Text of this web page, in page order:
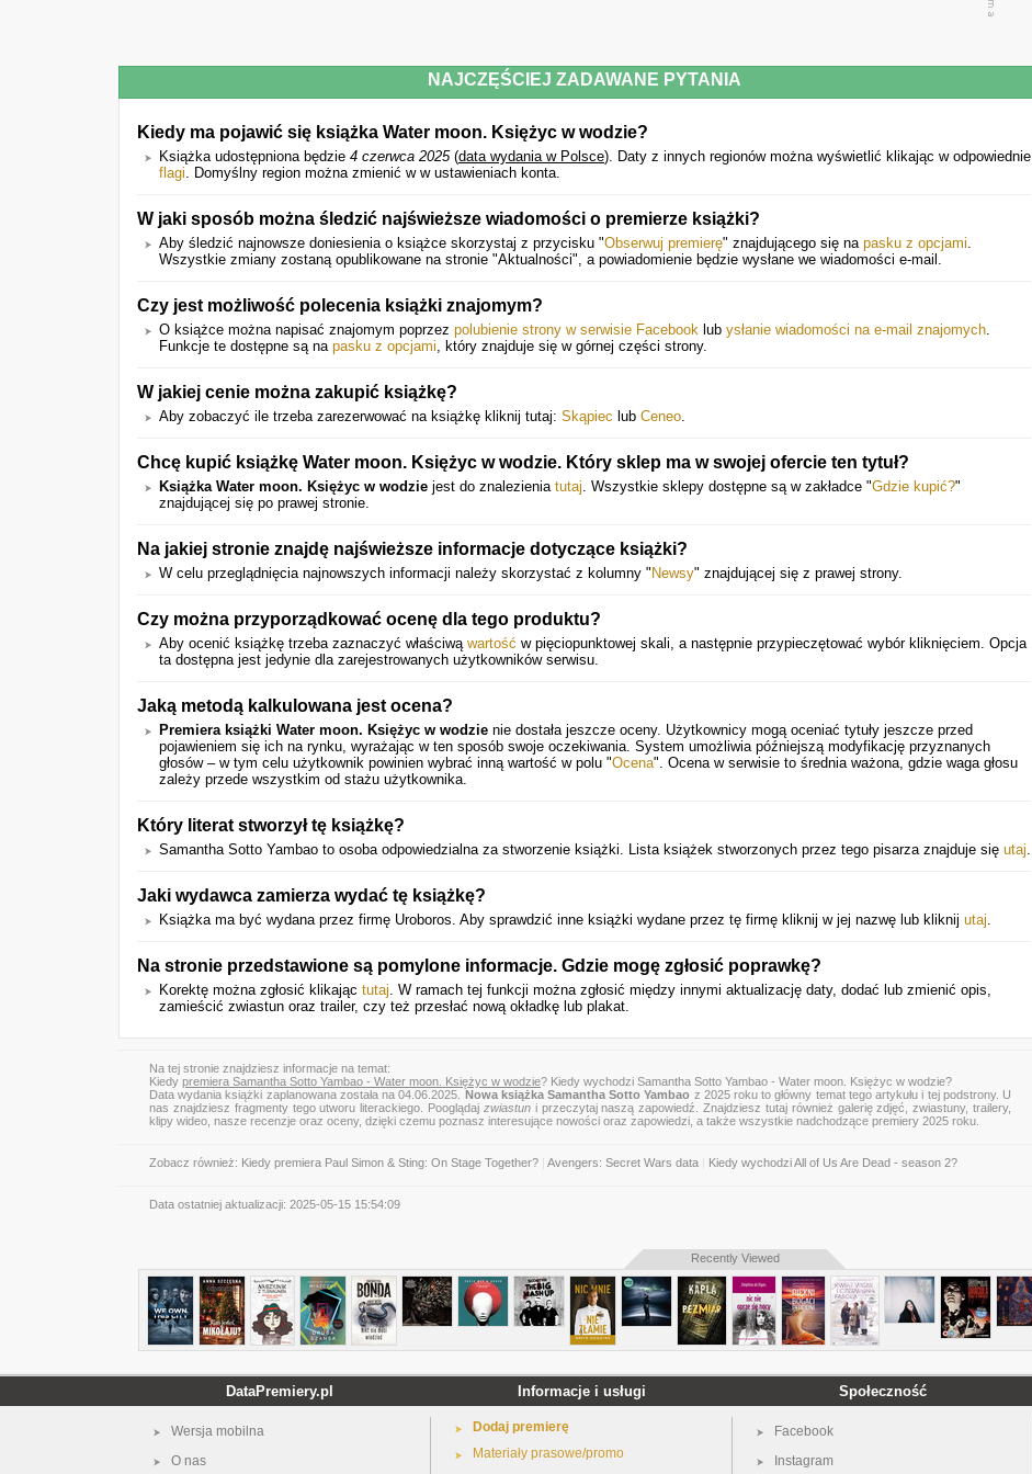
NAJCZĘŚCIEJ ZADAWANE PYTANIA
Kiedy ma pojawić się książka Water moon. Księżyc w wodzie?
Książka udostępniona będzie 4 czerwca 2025(data wydania w Polsce). Daty z innych regionów można wyświetlić klikając w odpowiednie
flagi. Domyślny region można zmienić w w ustawieniach konta.
W jaki sposób można śledzić najświeższe wiadomości o premierze książki?
Aby śledzić najnowsze doniesienia o książce skorzystaj z przycisku "Obserwuj premierę" znajdującego się na pasku z opcjami.
Wszystkie zmiany zostaną opublikowane na stronie "Aktualności", a powiadomienie będzie wysłane we wiadomości e-mail.
Czy jest możliwość polecenia książki znajomym?
O książce można napisać znajomym poprzez polubienie strony w serwisie Facebook lub ysłanie wiadomości na e-mail znajomych.
Funkcje te dostępne są na pasku z opcjami, który znajduje się w górnej części strony.
W jakiej cenie można zakupić książkę?
Aby zobaczyć ile trzeba zarezerwować na książkę kliknij tutaj: Skąpiec lub Ceneo.
Chcę kupić książkę Water moon. Księżyc w wodzie. Który sklep ma w swojej ofercie ten tytuł?
Książka Water moon. Księżyc w wodzie jest do znalezienia tutaj. Wszystkie sklepy dostępne są w zakładce "Gdzie kupić?"
znajdującej się po prawej stronie.
Na jakiej stronie znajdę najświeższe informacje dotyczące książki?
W celu przeglądnięcia najnowszych informacji należy skorzystać z kolumny " Newsy" znajdującej się z prawej strony.
Czy można przyporządkować ocenę dla tego produktu?
Aby ocenić książkę trzeba zaznaczyć właściwą wartość w pięciopunktowej skali, a następnie przypieczętować wybór kliknięciem. Opcja
ta dostępna jest jedynie dla zarejestrowanych użytkowników serwisu.
Jaką metodą kalkulowana jest ocena?
Premiera książki Water moon. Księżyc w wodzie nie dostała jeszcze oceny. Użytkownicy mogą oceniać tytuły jeszcze przed
pojawieniem się ich na rynku, wyrażając w ten sposób swoje oczekiwania. System umożliwia późniejszą modyfikację przyznanych
głosów – w tym celu użytkownik powinien wybrać inną wartość w polu "Ocena". Ocena w serwisie to średnia ważona, gdzie waga głosu
zależy przede wszystkim od stażu użytkownika.
Który literat stworzył tę książkę?
Samantha Sotto Yambao to osoba odpowiedzialna za stworzenie książki. Lista książek stworzonych przez tego pisarza znajduje się utaj.
Jaki wydawca zamierza wydać tę książkę?
Książka ma być wydana przez firmę Uroboros. Aby sprawdzić inne książki wydane przez tę firmę kliknij w jej nazwę lub kliknij utaj.
Na stronie przedstawione są pomylone informacje. Gdzie mogę zgłosić poprawkę?
Korektę można zgłosić klikając tutaj. W ramach tej funkcji można zgłosić między innymi aktualizację daty, dodać lub zmienić opis,
zamieścić zwiastun oraz trailer, czy też przesłać nową okładkę lub plakat.
Na tej stronie znajdziesz informacje na temat:
Kiedy premiera Samantha Sotto Yambao - Water moon. Księżyc w wodzie? Kiedy wychodzi Samantha Sotto Yambao - Water moon. Księżyc w wodzie?
Data wydania książki zaplanowana została na 04.06.2025. Nowa książka Samantha Sotto Yambao z 2025 roku to główny temat tego artykułu i tej podstrony. U
nas znajdziesz fragmenty tego utworu literackiego. Pooglądaj zwiastuni przeczytaj naszą zapowiedź. Znajdziesz tutaj również galerię zdjęć, zwiastuny, trailery,
klipy wideo, nasze recenzje oraz oceny, dzięki czemu poznasz interesujące nowości oraz zapowiedzi, a także wszystkie nadchodzące premiery 2025 roku.
Zobacz również: Kiedy premiera Paul Simon & Sting: On Stage Together? Avengers: Secret Wars data Kiedy wychodzi All of Us Are Dead - season 2?
Data ostatniej aktualizacji: 2025-05-15 15:54:09
Recently Viewed
DataPremiery.pl
Wersja mobilna
O nas
Informacje i usługi
Dodaj premierę
Materiały prasowe/promo
Społeczność
Facebook
Instagram